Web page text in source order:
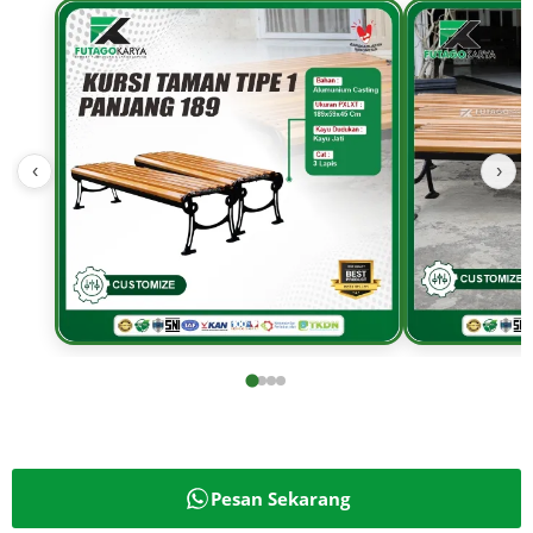
‹ ›
Pesan Sekarang